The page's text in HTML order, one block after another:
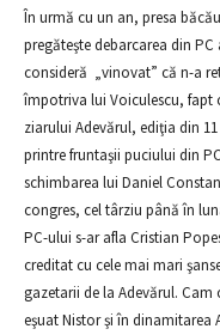
În urmă cu un an, presa
pregăteşte debarcarea din
consideră „vinovat” că n-a
împotriva lui Voiculescu, fapt
ziarului Adevărul, ediţia din
printre fruntaşii puciului din
schimbarea lui Daniel
congres, cel târziu până în
PC-ului s-ar afla Cristian
creditat cu cele mai mari
gazetarii de la Adevărul.
eşuat Nistor şi în dinamitarea